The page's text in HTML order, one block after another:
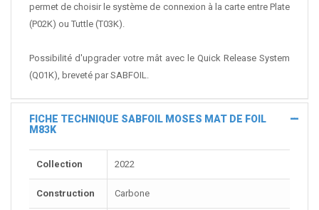
permet de choisir le système de connexion à la carte entre Plate
(P02K) ou Tuttle (T03K).
Possibilité d'upgrader votre mât avec le Quick Release System
(Q01K), breveté par SABFOIL.
FICHE TECHNIQUE SABFOIL MOSES MAT DE FOIL
M83K
Collection 2022
Construction Carbone